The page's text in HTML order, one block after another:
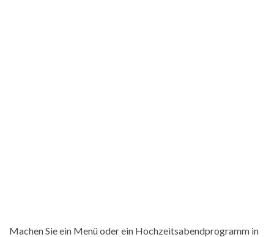
Machen Sie ein Menü oder ein Hochzeitsabendprogramm in